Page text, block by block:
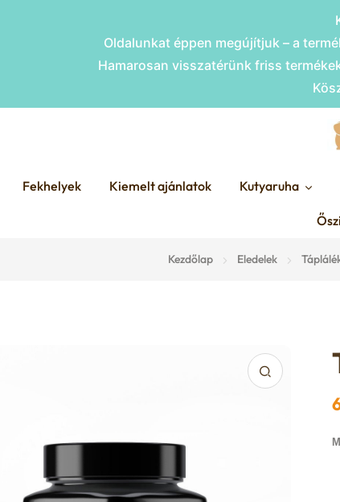
Oldalunkat éppen megújítjuk – a
Hamarosan visszatérünk friss
Fekhelyek Kiemelt ajánlatok Kutyaruha
Kezdőlap Eledelek